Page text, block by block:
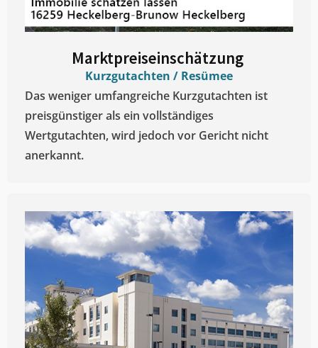
Marktpreiseinschätzung ​
Kurzgutachten / Resümee
Das weniger umfangreiche Kurzgutachten ist
preisgünstiger als ein vollständiges
Wertgutachten, wird jedoch vor Gericht nicht
anerkannt.